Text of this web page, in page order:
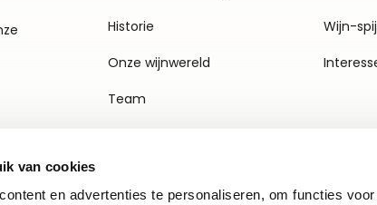
van cookies
en advertenties te personaliseren, om functies
Historie
Onze wijnwereld
Team
Wijn-